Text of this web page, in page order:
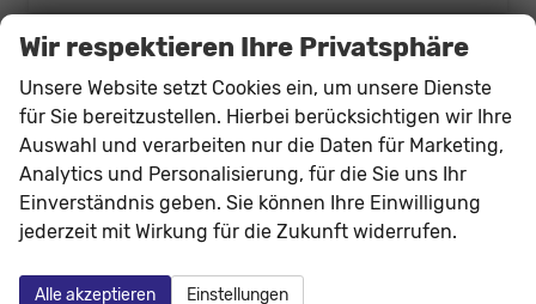
Wir respektieren Ihre Privatsphäre
Unsere Website setzt Cookies ein, um unsere Dienste
für Sie bereitzustellen. Hierbei berücksichtigen wir Ihre
Auswahl und verarbeiten nur die Daten für Marketing,
Analytics und Personalisierung, für die Sie uns Ihr
Einverständnis geben. Sie können Ihre Einwilligung
jederzeit mit Wirkung für die Zukunft widerrufen.
Alle akzeptieren Einstellungen